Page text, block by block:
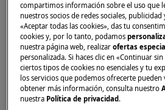
interruptor de
Después de enchufar el
enciéndalo y seleccione
2. Póngase en contacto con
oficial
Si los consejos anteriores no
compartimos información sobre el uso que
nuestros socios de redes sociales, publicidad
«Aceptar todas las cookies», das tu
cookies y, por lo tanto, podamos
nuestra página web, realizarofertas
personalizada. Si haces clic en «Continuar
ciertos tipos de cookies no esenciales y tu
los servicios que podemos ofrecerte pueden
obtener más información, consulta nuestro
nuestra Política de privacidad .